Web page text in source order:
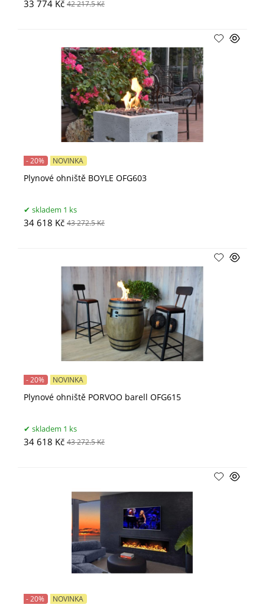
33 774 Kč 42 217.5 Kč
Plynové ohniště BOYLE OFG603
- 20% NOVINKA
skladem 1 ks
34 618 Kč 43 272.5 Kč
Plynové ohniště PORVOO barell OFG615
- 20% NOVINKA
skladem 1 ks
34 618 Kč 43 272.5 Kč
- 20% NOVINKA